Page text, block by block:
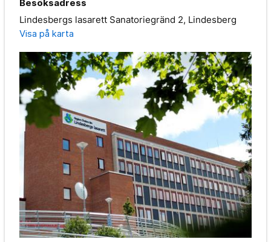
Besöksadress
Lindesbergs lasarett Sanatoriegränd 2, Lindesberg
Visa på karta